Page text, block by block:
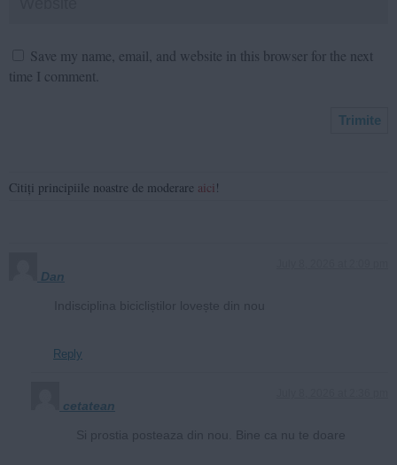
Save my name, email, and website in this browser for the next
time I comment.
Citiți principiile noastre de moderare aici !
Dan
Reply
cetatean